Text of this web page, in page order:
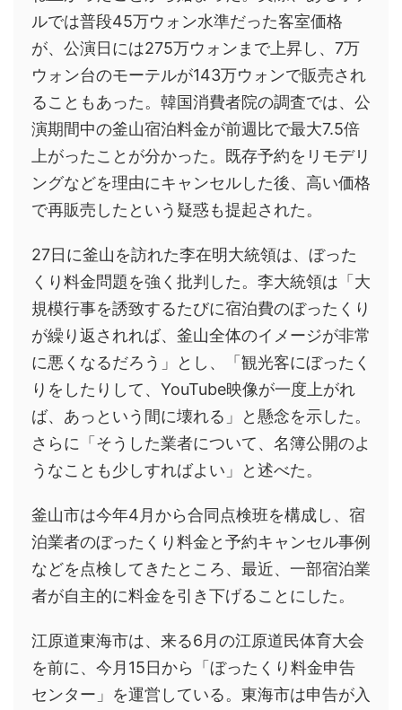
ルでは普段45万ウォン水準だった客室価格
が、公演日には275万ウォンまで上昇し、7万
ウォン台のモーテルが143万ウォンで販売され
ることもあった。韓国消費者院の調査では、公
演期間中の釜山宿泊料金が前週比で最大7.5倍
上がったことが分かった。既存予約をリモデリ
ングなどを理由にキャンセルした後、高い価格
で再販売したという疑惑も提起された。
27日に釜山を訪れた李在明大統領は、ぼった
くり料金問題を強く批判した。李大統領は「大
規模行事を誘致するたびに宿泊費のぼったくり
が繰り返されれば、釜山全体のイメージが非常
に悪くなるだろう」とし、「観光客にぼったく
りをしたりして、YouTube映像が一度上がれ
ば、あっという間に壊れる」と懸念を示した。
さらに「そうした業者について、名簿公開のよ
うなことも少しすればよい」と述べた。
釜山市は今年4月から合同点検班を構成し、宿
泊業者のぼったくり料金と予約キャンセル事例
などを点検してきたところ、最近、一部宿泊業
者が自主的に料金を引き下げることにした。
江原道東海市は、来る6月の江原道民体育大会
を前に、今月15日から「ぼったくり料金申告
センター」を運営している。東海市は申告が入